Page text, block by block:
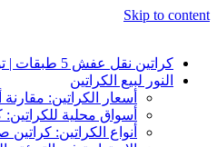
Skip to content
كراتين نقل عفش 5 طبقات | توصيل سريع خلال ساعتين بالقاهرة والجيزة | النور لبيع الكراتين
النور لبيع الكراتين
أسعار الكراتين:
أسواق محلية للكراتين:
أنواع الكراتين: